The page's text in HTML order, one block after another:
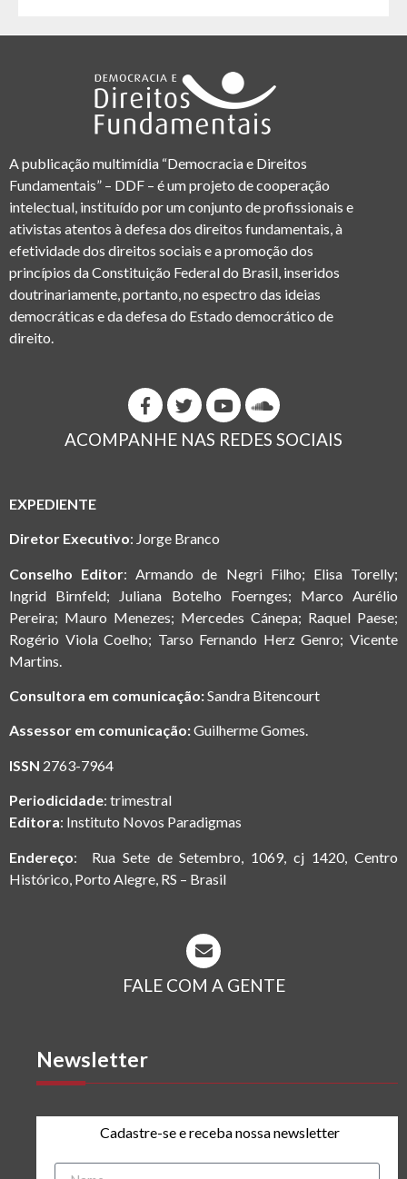
A publicação multimídia “Democracia e Direitos
Fundamentais” – DDF – é um projeto de cooperação
intelectual, instituído por um conjunto de profissionais e
ativistas atentos à defesa dos direitos fundamentais, à
efetividade dos direitos sociais e a promoção dos
princípios da Constituição Federal do Brasil, inseridos
doutrinariamente, portanto, no espectro das ideias
democráticas e da defesa do Estado democrático de
direito.
ACOMPANHE NAS REDES SOCIAIS
EXPEDIENTE
Diretor Executivo: Jorge Branco
Conselho Editor: Armando de Negri Filho; Elisa Torelly;
Ingrid Birnfeld; Juliana Botelho Foernges; Marco Aurélio
Pereira; Mauro Menezes; Mercedes Cánepa; Raquel Paese;
Rogério Viola Coelho; Tarso Fernando Herz Genro; Vicente
Martins.
Consultora em comunicação:Sandra Bitencourt
Assessor em comunicação:Guilherme Gomes.
ISSN 2763-7964
Periodicidade: trimestral
Editora: Instituto Novos Paradigmas
Endereço: Rua Sete de Setembro, 1069, cj 1420, Centro
Histórico, Porto Alegre, RS – Brasil
FALE COM A GENTE
Newsletter
Cadastre-se e receba nossa newsletter